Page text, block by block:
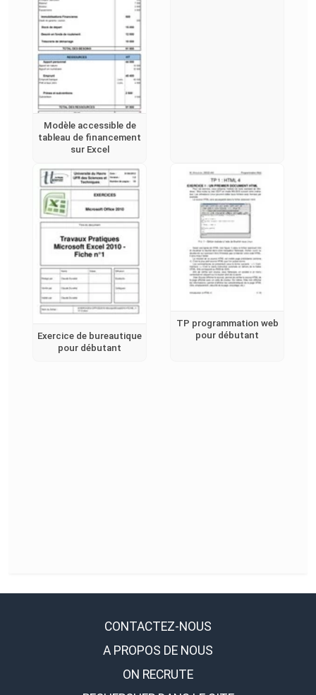
Modèle accessible de
tableau de financement
sur Excel
Exercice de bureautique
pour débutant
TP programmation web
pour débutant
CONTACTEZ-NOUS
A PROPOS DE NOUS
ON RECRUTE